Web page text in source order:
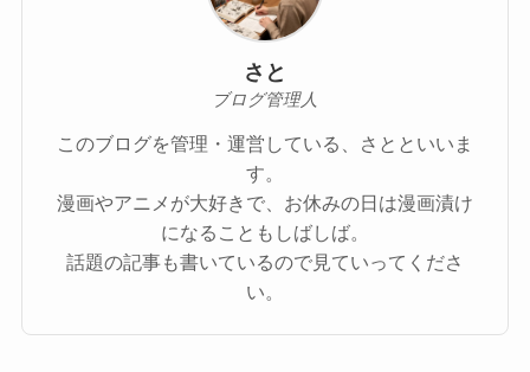
さと
ブログ管理人
このブログを管理・運営している、さとといいま
す。
漫画やアニメが大好きで、お休みの日は漫画漬け
になることもしばしば。
話題の記事も書いているので見ていってくださ
い。